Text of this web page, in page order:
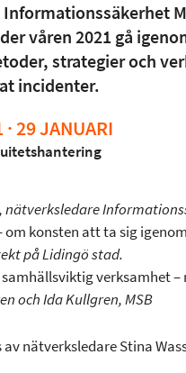
våren 2021 gå
strategier och
incidenter.
29 JANUARI
nätverksledare
konsten att ta sig
på Lidingö stad.
verksamhet
och Ida Kullgren, MSB
nätverksledare Stina